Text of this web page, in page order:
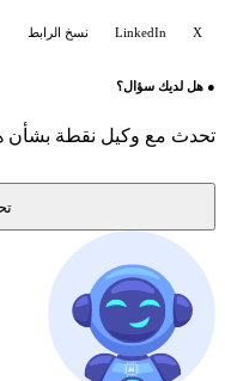
LinkedIn نسخ الرابط
●هل لديك سؤال؟
تحدث مع وكيل نقطة بشأن